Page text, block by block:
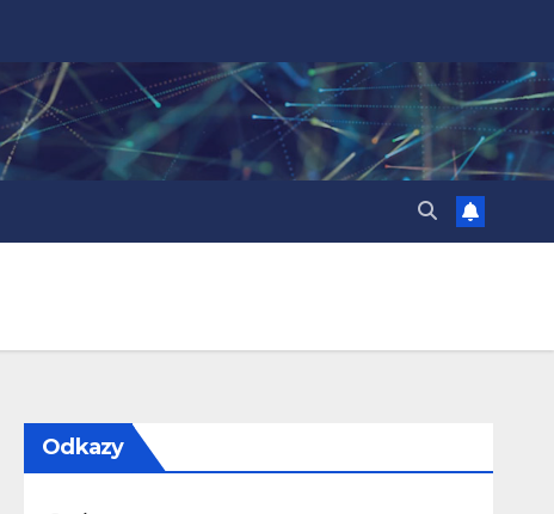
Odkazy